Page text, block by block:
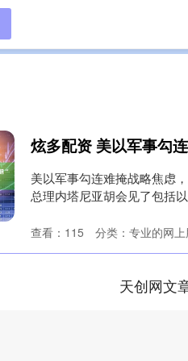
美以军事勾连难掩战略焦虑
总理内塔尼亚胡会见了包括
查看： 115 分类： 专业的网
天创网文